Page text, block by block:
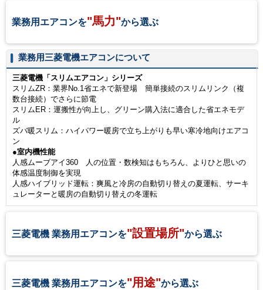
業務用エアコンを"馬力"から選ぶ
業務用三菱電機エアコンについて
三菱電機「スリムエアコン」シリーズ
スリムZR：業界No.1省エネで新登場 簡単接続のスリムリンク（複
数台接続）でさらに節電
スリムER：運搬性が向上し、グリーン購入法に適合した省エネモデ
ル
ズバ暖スリム：ハイパワー暖房で立ち上がりも早い寒冷地向けエアコ
ン
●室内機性能
人感ムーブアイ360 人の位置・数検知はもちろん、よりひと思いの
体感温度制御を実現
人感ハイブリッド運転：爽風と冷房の自動切り替えの夏運転、サーキ
ュレーターと暖房の自動切り替えの冬運転
三菱電機 業務用エアコンを"設置場所"から選ぶ
三菱電機 業務用エアコンを"用途"から選ぶ